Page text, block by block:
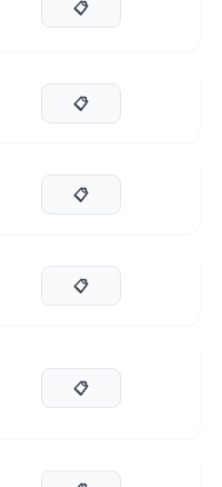
📋
📋
📋
📋
📋